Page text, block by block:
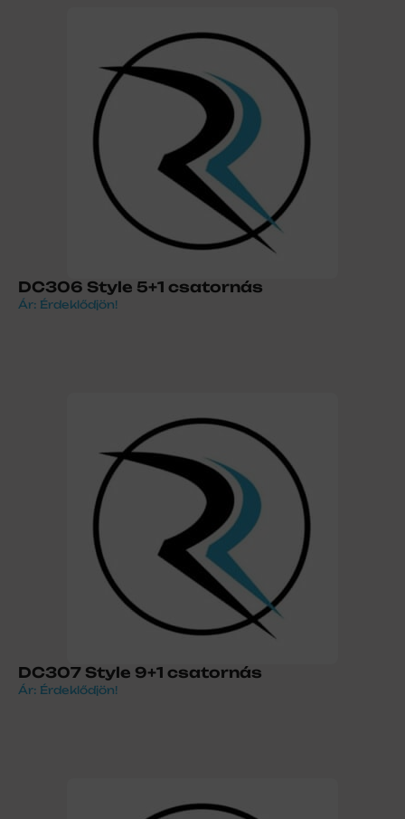
DC306 Style 5+1 csatornás
Ár: Érdeklődjön!
DC307 Style 9+1 csatornás
Ár: Érdeklődjön!